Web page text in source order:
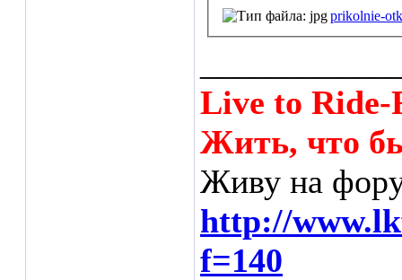
prikolnie-
Live to
Жить, что
Живу на
http://
f=140